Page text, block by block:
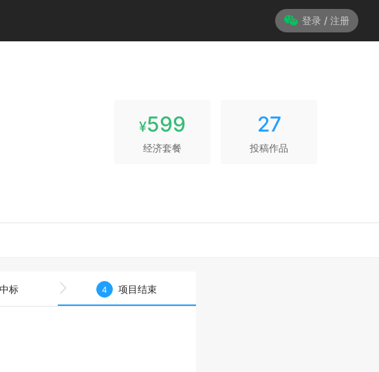
登录 / 注册
¥599
经济套餐
27
投稿作品
标 4 项目结束